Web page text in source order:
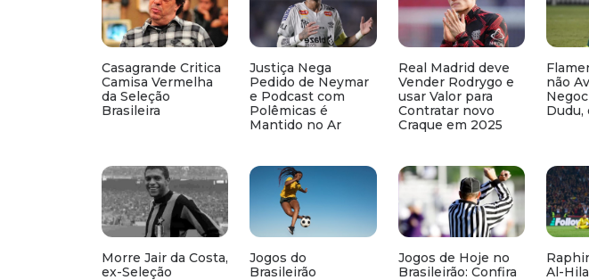
Casagrande Critica
Camisa Vermelha
da Seleção
Brasileira
Justiça Nega
Pedido de Neymar
e Podcast com
Polêmicas é
Mantido no Ar
Real Madrid deve
Vender Rodrygo e
usar Valor para
Contratar novo
Craque em 2025
não
Dudu,
Morre Jair da Costa,
ex-Seleção
Jogos do
Brasileirão
Jogos de Hoje no
Brasileirão: Confira
Al-